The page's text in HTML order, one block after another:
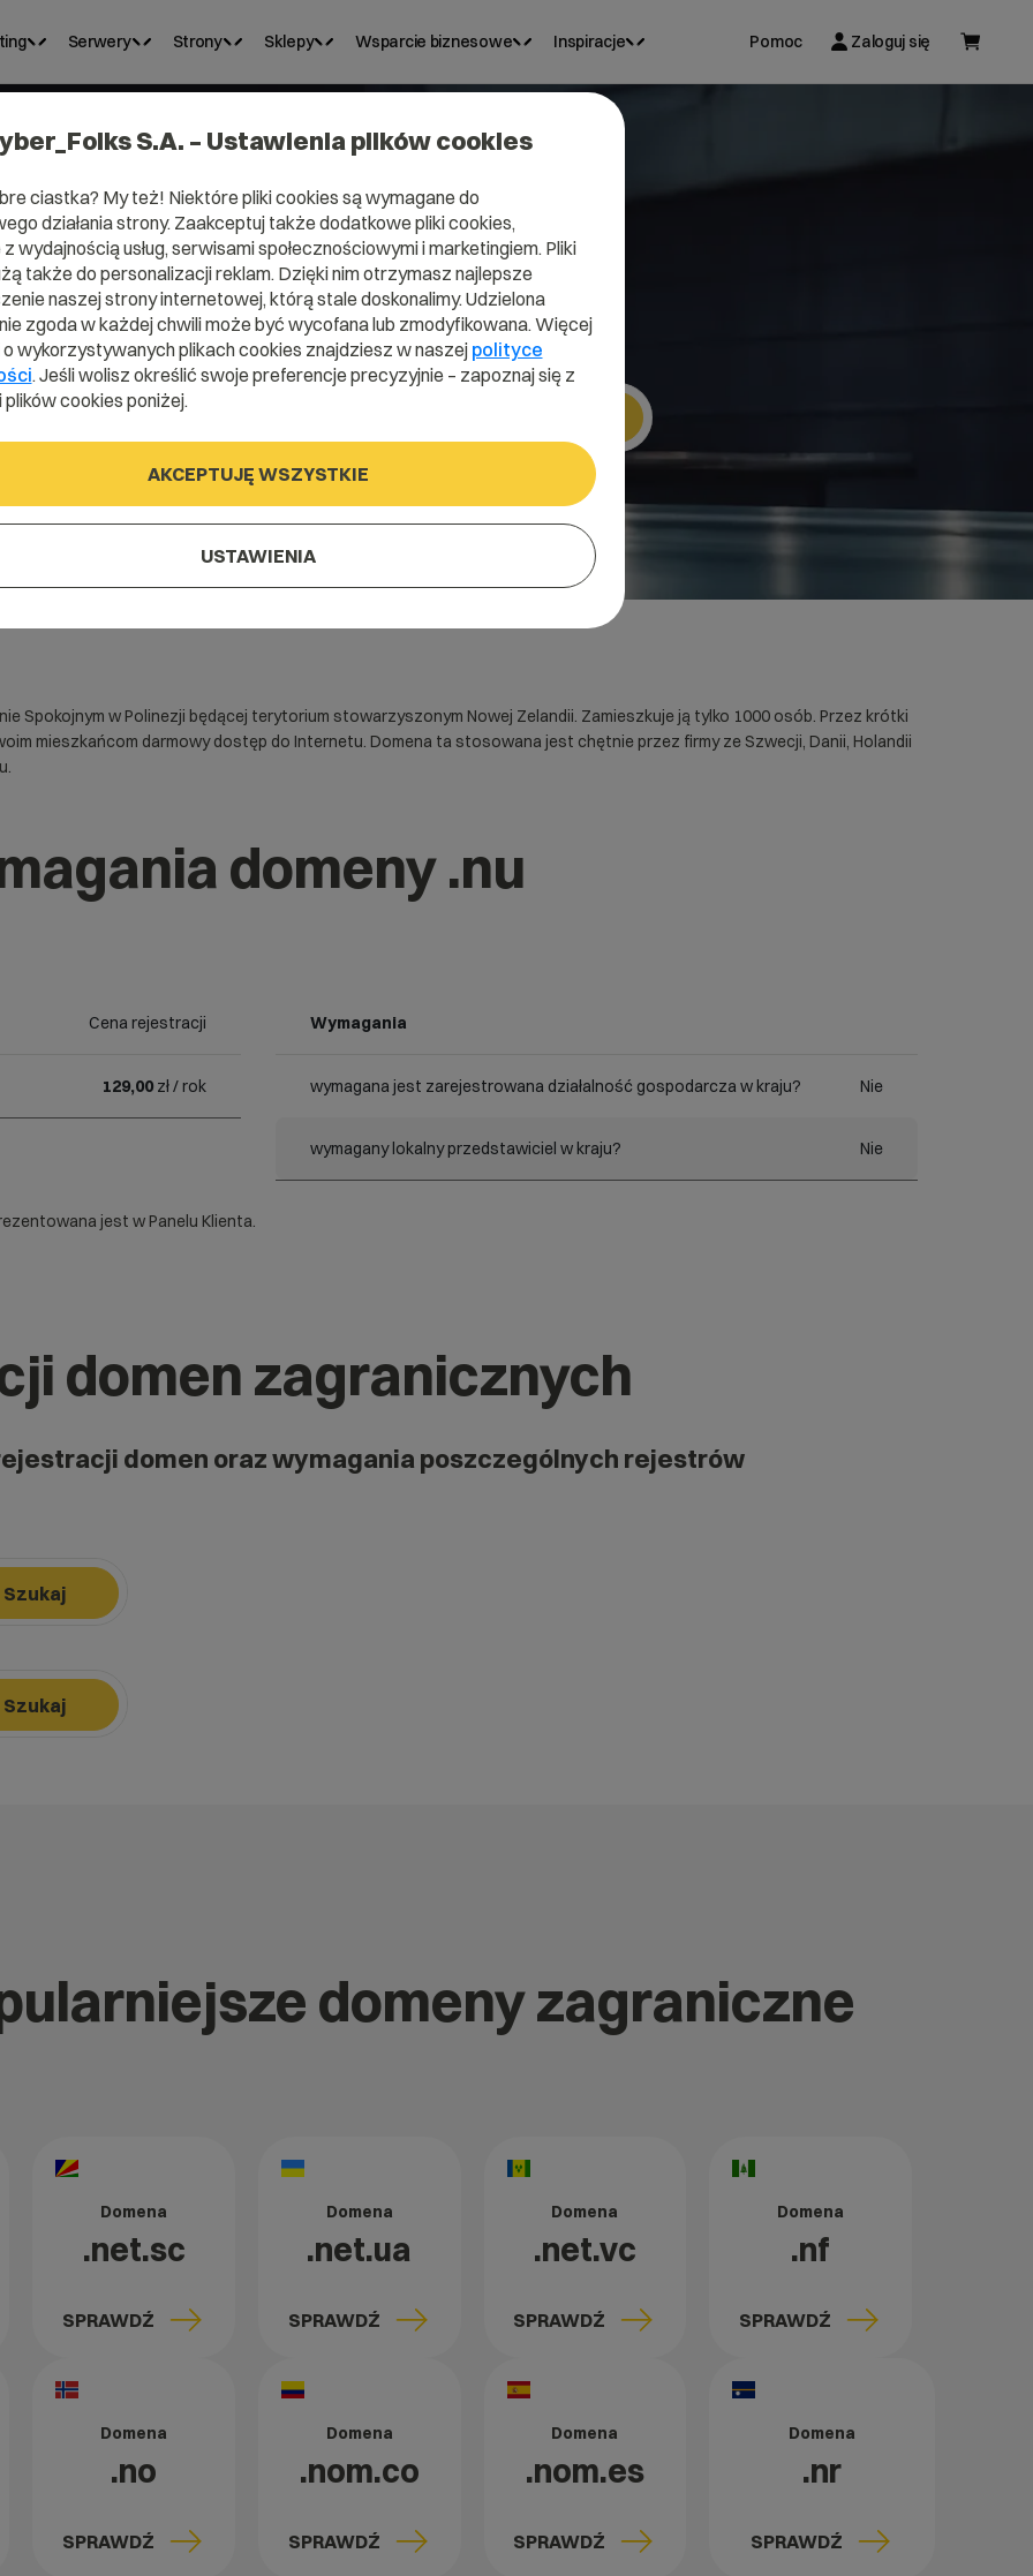
Serwery Strony Sklepy Wsparcie biznesowe Inspiracje Pomoc Zaloguj się
Domena .nu
Zarejestruj adres www z domeną Niue
Spokojnym w Polinezji będącej terytorium stowarzyszonym Nowej Zelandii. Zamieszkuje ją tylko 1000 osób. Przez krótki
mieszkańcom darmowy dostęp do Internetu. Domena ta stosowana jest chętnie przez firmy ze Szwecji, Danii, Holandii
domeny .nu
Cena rejestracji
129,00 zł / rok
Wymagania
wymagana jest zarejestrowana działalność gospodarcza w kraju? Nie
wymagany lokalny przedstawiciel w kraju? Nie
jest w Panelu Klienta.
domen zagranicznych
domen oraz wymagania poszczególnych rejestrów
Szukaj
Szukaj
domeny zagraniczne
Domena
.net.sc
SPRAWDŹ
Domena
.net.ua
SPRAWDŹ
Domena
.net.vc
SPRAWDŹ
Domena
.nf
SPRAWDŹ
Domena
.no
SPRAWDŹ
Domena
.nom.co
SPRAWDŹ
Domena
.nom.es
SPRAWDŹ
Domena
.nr
SPRAWDŹ
S.A. – Ustawienia plików cookies
ciastka? My też! Niektóre pliki cookies są wymagane do
działania strony. Zaakceptuj także dodatkowe pliki cookies,
wydajnością usług, serwisami społecznościowymi i marketingiem. Pliki
także do personalizacji reklam. Dzięki nim otrzymasz najlepsze
naszej strony internetowej, którą stale doskonalimy. Udzielona
zgoda w każdej chwili może być wycofana lub zmodyfikowana. Więcej
wykorzystywanych plikach cookies znajdziesz w naszej polityce
. Jeśli wolisz określić swoje preferencje precyzyjnie – zapoznaj się z
cookies poniżej.
AKCEPTUJĘ WSZYSTKIE
USTAWIENIA